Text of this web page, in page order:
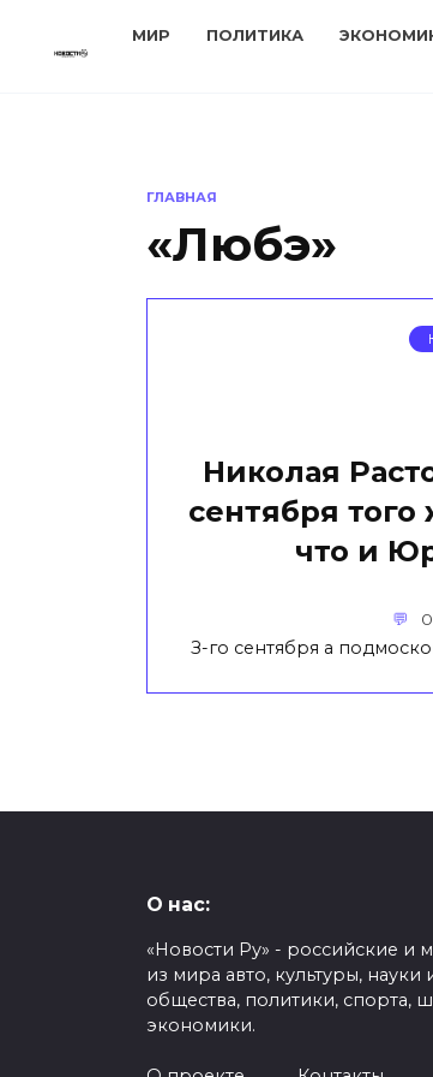
МИР ПОЛИТИКА
ГЛАВНАЯ
«Любэ»
Николая
сентября
что и
0
З-го сентября а
О нас:
«Новости Ру» - российские и
из мира авто, культуры, науки
общества, политики, спорта,
экономики.